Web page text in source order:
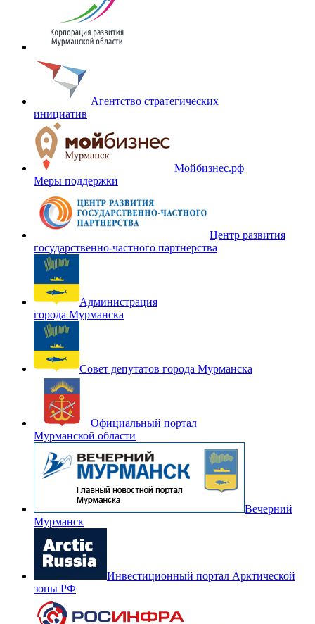
Агентство стратегических
инициатив
Мойбизнес.рф
Меры поддержки
Центр развития
государственно-частного партнерства
Администрация
города Мурманска
Совет депутатов города Мурманска
Официальный портал
Мурманской области
Вечерний
Мурманск
Инвестиционный портал Арктической
зоны РФ